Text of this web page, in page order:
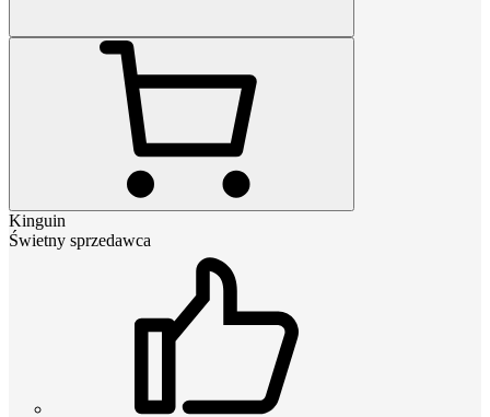
Kinguin
Świetny sprzedawca